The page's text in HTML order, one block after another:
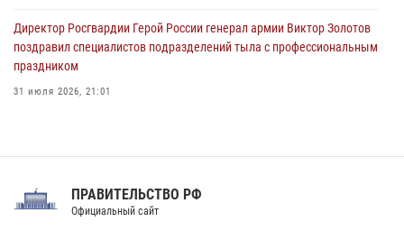
Директор Росгвардии Герой России генерал армии Виктор Золотов
поздравил специалистов подразделений тыла с профессиональным
праздником
31 июля 2026, 21:01
Праздник «Один день с Росгвардией» к 105-летию Центрального
ПРАВИТЕЛЬСТВО РФ
Официальный сайт